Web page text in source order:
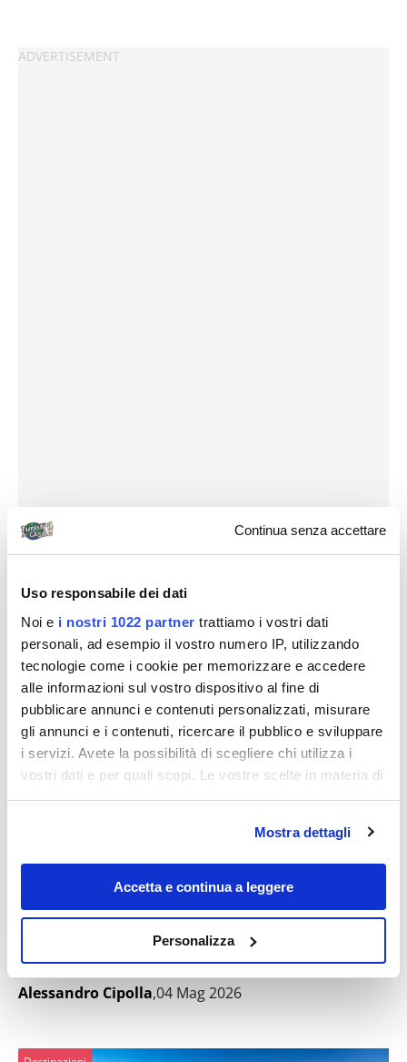
Continua senza accettare
Uso responsabile dei dati
Noi e i nostri 1022 partner trattiamo i vostri dati
personali, ad esempio il vostro numero IP, utilizzando
tecnologie come i cookie per memorizzare e accedere
alle informazioni sul vostro dispositivo al fine di
pubblicare annunci e contenuti personalizzati, misurare
gli annunci e i contenuti, ricercare il pubblico e sviluppare
i servizi. Avete la possibilità di scegliere chi utilizza i
vostri dati e per quali scopi. Le vostre scelte in materia di
privacy sono applicabili solo su questa proprietà digitale
modificare o revocare il proprio consenso in qualsiasi
momento dalla Dichiarazione sui cookie o facendo clic
sull'icona di attivazione della privacy.
raccogliere informazioni sulla tua posizione
geografica, con un'approssimazione di qualche
metro,
Mostra dettagli
Accetta e continua a leggere
Personalizza
Destinazioni
Un borgo dell’Abruzzo amato da una
combriccola di artisti danesi: una storia
che resiste da quasi 150 anni
Quanti di voi hanno sentito parlare di Civita d’Antino?
Non meravigliatevi se la vostra mano rimane bassa,...
Alessandro Cipolla,04 Mag 2026